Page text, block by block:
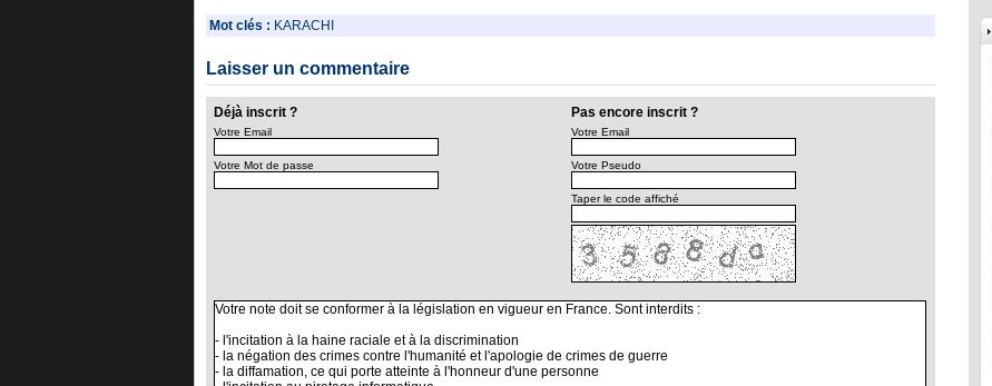
Mot clés : KARACHI
Laisser un commentaire
Déjà inscrit ? Pas encore inscrit ?
Votre Email
Votre Mot de passe
Votre Email
Votre Pseudo
Taper le code affiché